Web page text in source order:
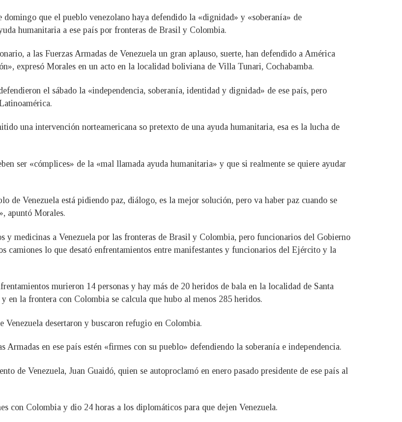
que el pueblo venezolano haya defendido la «dignidad» y «soberanía» de
humanitaria a ese país por fronteras de Brasil y Colombia.
a las Fuerzas Armadas de Venezuela un gran aplauso, suerte, han defendido a América
expresó Morales en un acto en la localidad boliviana de Villa Tunari, Cochabamba.
el sábado la «independencia, soberanía, identidad y dignidad» de ese país, pero
una intervención norteamericana so pretexto de una ayuda humanitaria, esa es la lucha de
ser «cómplices» de la «mal llamada ayuda humanitaria» y que si realmente se quiere ayudar
de Venezuela está pidiendo paz, diálogo, es la mejor solución, pero va haber paz cuando se
apuntó Morales.
y medicinas a Venezuela por las fronteras de Brasil y Colombia, pero funcionarios del Gobierno
camiones lo que desató enfrentamientos entre manifestantes y funcionarios del Ejército y la
murieron 14 personas y hay más de 20 heridos de bala en la localidad de Santa
la frontera con Colombia se calcula que hubo al menos 285 heridos.
Venezuela desertaron y buscaron refugio en Colombia.
Armadas en ese país estén «firmes con su pueblo» defendiendo la soberanía e independencia.
de Venezuela, Juan Guaidó, quien se autoproclamó en enero pasado presidente de ese país al
con Colombia y dio 24 horas a los diplomáticos para que dejen Venezuela.